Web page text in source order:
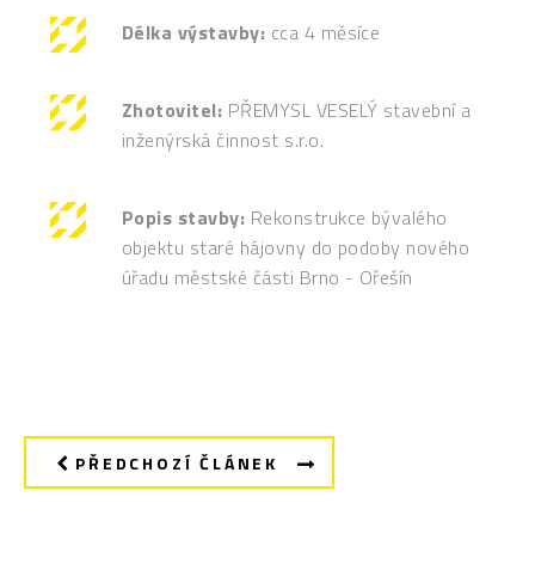
Délka výstavby: cca 4 měsíce
Zhotovitel: PŘEMYSL VESELÝ stavební a
inženýrská činnost s.r.o.
Popis stavby: Rekonstrukce bývalého
objektu staré hájovny do podoby nového
úřadu městské části Brno - Ořešín
PŘEDCHOZÍ ČLÁNEK